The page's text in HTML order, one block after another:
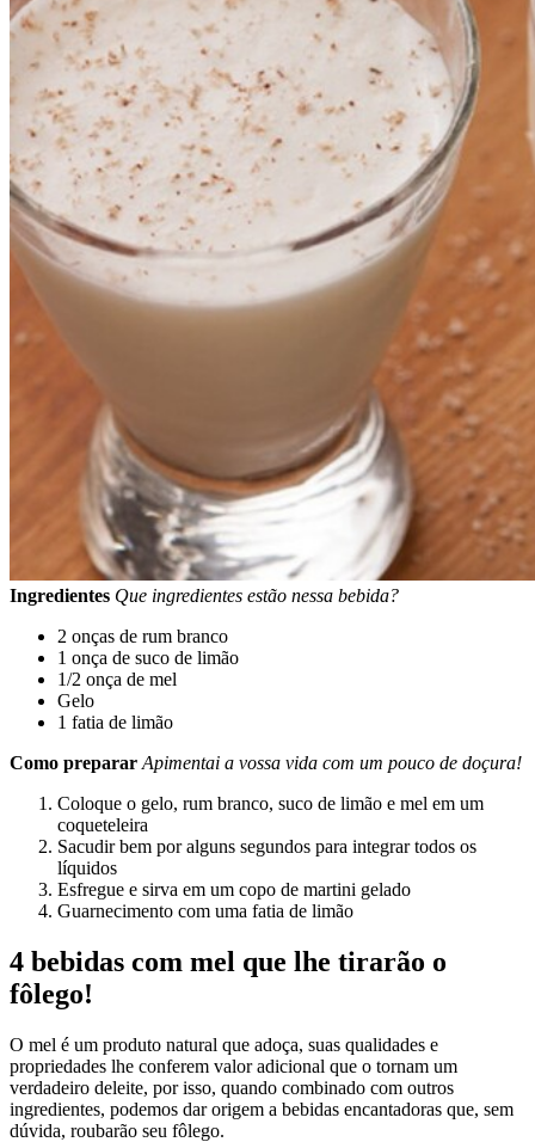
Ingredientes Que ingredientes estão nessa bebida?
2 onças de rum branco
1 onça de suco de limão
1/2 onça de mel
Gelo
1 fatia de limão
Como preparar Apimentai a vossa vida com um pouco de doçura!
Coloque o gelo, rum branco, suco de limão e mel em um
coqueteleira
Sacudir bem por alguns segundos para integrar todos os
líquidos
Esfregue e sirva em um copo de martini gelado
Guarnecimento com uma fatia de limão
4 bebidas com mel que lhe tirarão o
fôlego!
O mel é um produto natural que adoça, suas qualidades e
propriedades lhe conferem valor adicional que o tornam um
verdadeiro deleite, por isso, quando combinado com outros
ingredientes, podemos dar origem a bebidas encantadoras que, sem
dúvida, roubarão seu fôlego.